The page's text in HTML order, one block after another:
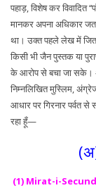
पहाड़, विशेष कर विवादित
मानकर अपना अधिकार
था। उक्त पहले लेख में
किसी भी जैन पुस्तक या
के आरोप से बचा जा सके।
निम्नलिखित मुस्लिम,
आधार पर गिरनार पर्वत
रहा हूँ—
(1) Mirat-i-